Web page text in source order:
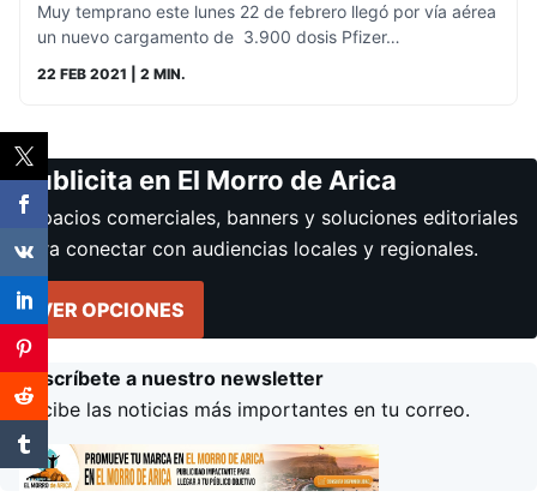
Muy temprano este lunes 22 de febrero llegó por vía aérea
un nuevo cargamento de 3.900 dosis Pfizer…
22 FEB 2021 | 2 MIN.
Publicita en El Morro de Arica
Espacios comerciales, banners y soluciones editoriales
para conectar con audiencias locales y regionales.
VER OPCIONES
Suscríbete a nuestro newsletter
Recibe las noticias más importantes en tu correo.